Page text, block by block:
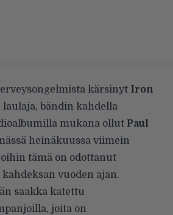
kärsinyt Iron
laulaja, bändin kahdella
mukana ollut Paul
heinäkuussa viimein
tämä on odottanut
kahdeksan vuoden ajan.
saakka katettu
joita on